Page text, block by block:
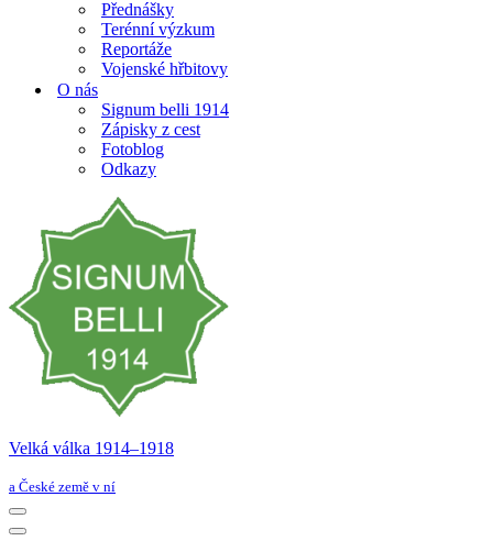
Přednášky
Terénní výzkum
Reportáže
Vojenské hřbitovy
O nás
Signum belli 1914
Zápisky z cest
Fotoblog
Odkazy
Velká válka 1914–⁠⁠⁠⁠⁠⁠1918
a České země v ní
Navigační
menu
Navigační